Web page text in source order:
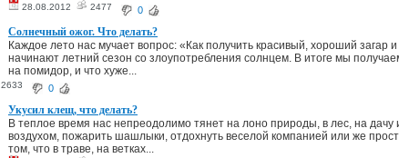
28.08.2012 2477 0
Солнечный ожог. Что делать?
Каждое лето нас мучает вопрос: «Как получить красивый, хороший загар
начинают летний сезон со злоупотребления солнцем. В итоге мы
на помидор, и что хуже...
2633 0
Укусил клещ, что делать?
В теплое время нас непреодолимо тянет на лоно природы, в лес, на
воздухом, пожарить шашлыки, отдохнуть веселой компанией или же
том, что в траве, на ветках...